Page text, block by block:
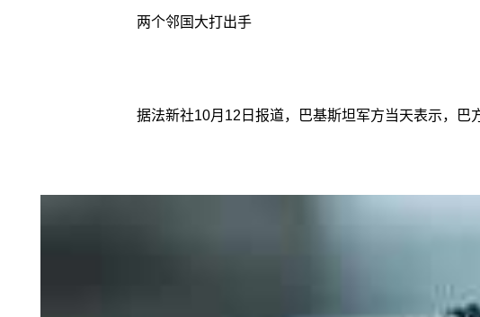
两个邻国大打出手
据法新社10月12日报道，巴基斯坦军方当天表示，巴